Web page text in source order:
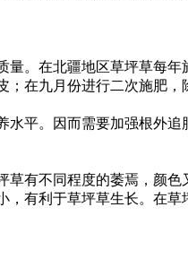
在北疆地区草坪草每年施
在九月份进行二次施肥
养水平。因而需要加
同程度的萎焉，颜色又青
有利于草坪草生长。在草